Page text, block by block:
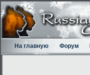
На главную Форум